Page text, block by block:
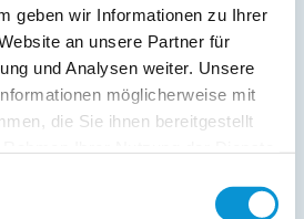
geben wir Informationen zu Ihrer
an unsere Partner für
und Analysen weiter. Unsere
möglicherweise mit
die Sie ihnen bereitgestellt
barrierefrei